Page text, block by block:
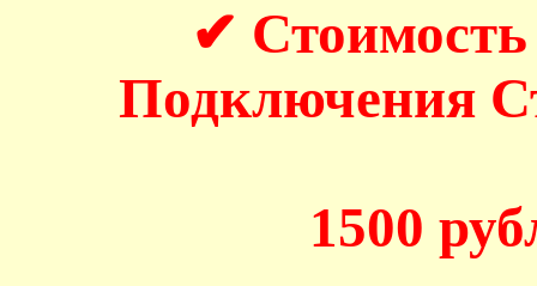
✔ Стоимость
Подключения
1500